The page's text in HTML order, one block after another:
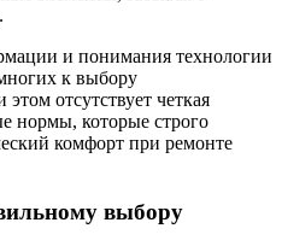
и понимания технологии
к выбору
отсутствует четкая
нормы, которые строго
комфорт при ремонте
выбору